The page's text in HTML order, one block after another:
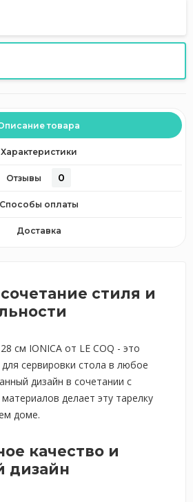
товара
Характеристики
Отзывы 0
Способы оплаты
Доставка
стиля и
см IONICA от LE COQ - это
сервировки стола в любое
дизайн в сочетании с
делает эту тарелку
доме.
качество и
дизайн